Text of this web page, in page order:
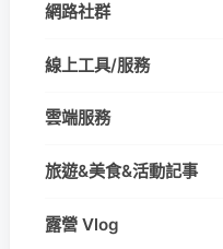
網路社群
線上工具/服務
雲端服務
旅遊&美食&活動記事
露營 Vlog